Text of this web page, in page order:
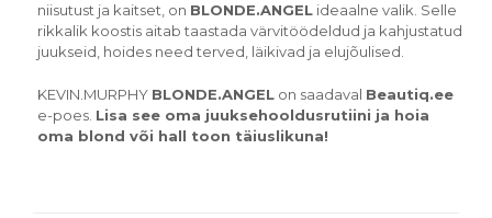
niisutust ja kaitset, on BLONDE.ANGELideaalne valik. Selle
rikkalik koostis aitab taastada värvitöödeldud ja kahjustatud
juukseid, hoides need terved, läikivad ja elujõulised.
KEVIN.MURPHY BLONDE.ANGELon saadaval Beautiq.ee
e-poes. Lisa see oma juuksehooldusrutiini ja hoia
oma blond või hall toon täiuslikuna!